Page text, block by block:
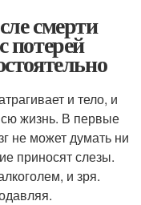
смерти
потерей
и тело, и
жизнь. В первые
не может думать ни
приносят слезы.
и зря.